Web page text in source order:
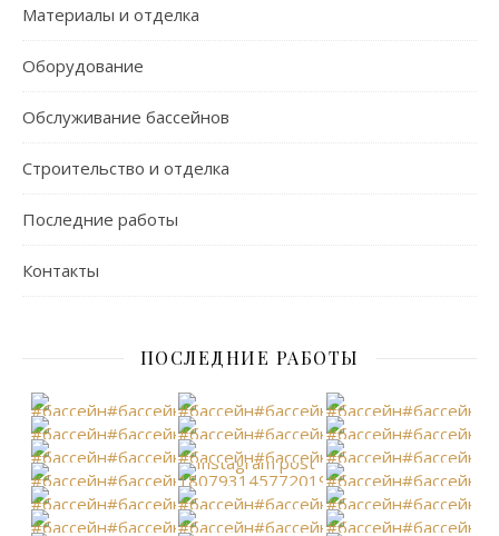
Материалы и отделка
Оборудование
Обслуживание бассейнов
Строительство и отделка
Последние работы
Контакты
ПОСЛЕДНИЕ РАБОТЫ